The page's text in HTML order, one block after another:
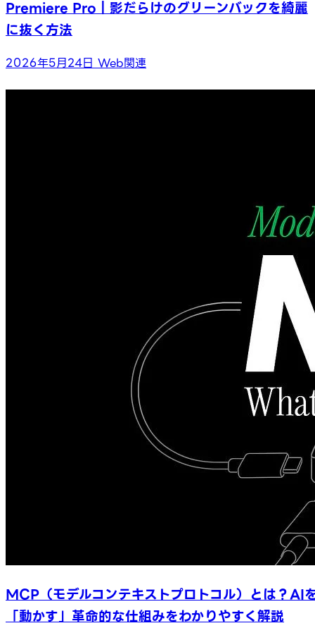
Premiere Pro｜影だらけのグリーンバックを綺麗
に抜く方法
2026年5月24日 Web関連
MCP（モデルコンテキストプロトコル）とは？AI
「動かす」革命的な仕組みをわかりやすく解説